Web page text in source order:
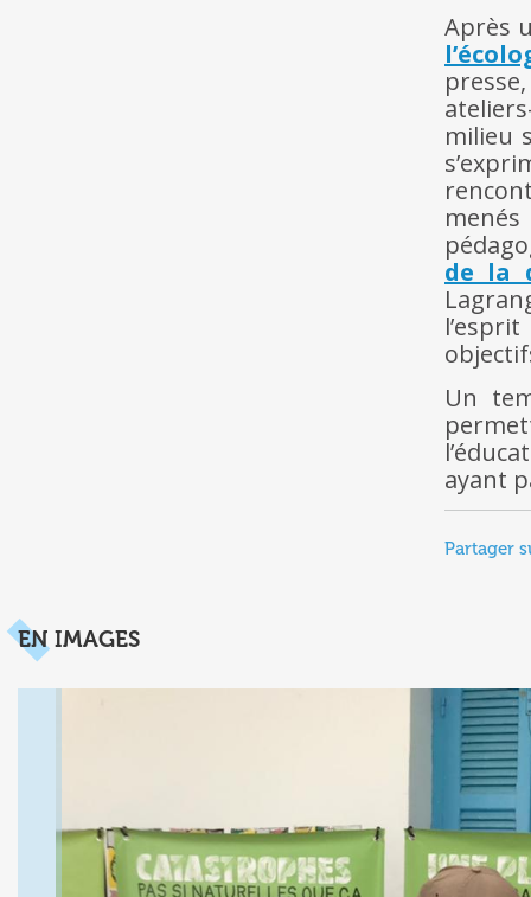
Après
milieu
de la
Un
ayant
Partager
EN IMAGES